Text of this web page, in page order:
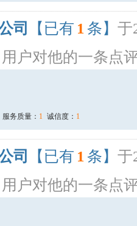
司 【已有 1 条】 于
用户对他的一条点
服务质量： 1 诚信度： 1
司 【已有 1 条】 于
用户对他的一条点